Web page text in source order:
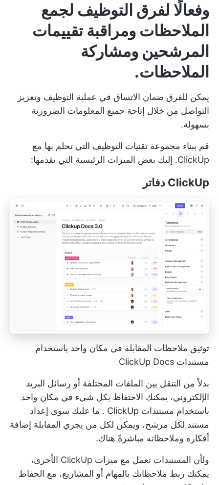
وفعالًا لفرق التوظيف لجمع
الملاحظات ومراقبة تقييمات
المرشحين ومشاركة
الملاحظات.
يمكن للفرق ضمان الاتساق في عملية التوظيف وتعزيز
التواصل من خلال إتاحة جميع المعلومات الضرورية
بسهولة.
قم ببناء مجموعة تقنيات التوظيف التي تحلم بها مع
ClickUp. إليك بعض الميزات الرئيسية التي يقدمها:
ClickUp دفاتر
توثيق ملاحظات المقابلة في مكان واحد باستخدام
مستندات ClickUp Docs
بدلاً من التنقل بين الملفات المختلفة أو رسائل البريد
الإلكتروني، يمكنك الاحتفاظ بكل شيء في مكان واحد
باستخدام مستندات ClickUp
. ما عليك سوى إعداد
مستند لكل مرشح، ويمكن لكل من يجري المقابلة إضافة
أفكاره وملاحظاته مباشرةً هناك.
ولأن المستندات تعمل مع ميزات ClickUp الأخرى،
يمكنك ربط ملاحظاتك بالمهام أو المشاريع، مع الحفاظ